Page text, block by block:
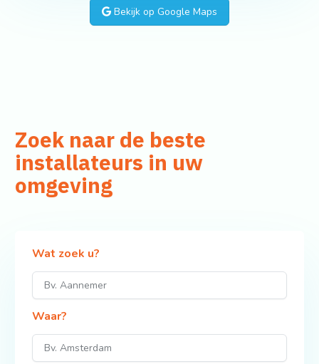
Bekijk op Google Maps
Zoek naar de beste
installateurs in uw
omgeving
Wat zoek u?
Waar?